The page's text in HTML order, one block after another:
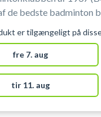
de bedste badminton
Banen kan afbestilles indtil 3
timer før
er tilgængeligt på
fre 7. aug
tir 11. aug